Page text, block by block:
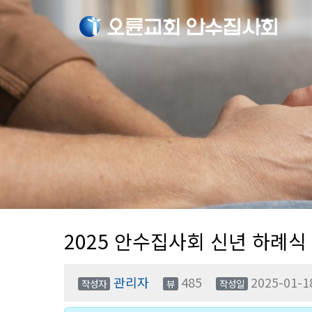
2025 안수집사회 신년 하례
작성자 관리자 뷰 485 작성일 2025-01-